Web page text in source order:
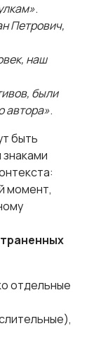
.
Петрович,
наш
были
автора».
быть
момент,
отдельные